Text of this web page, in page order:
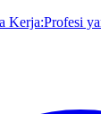
Kerja:Profesi